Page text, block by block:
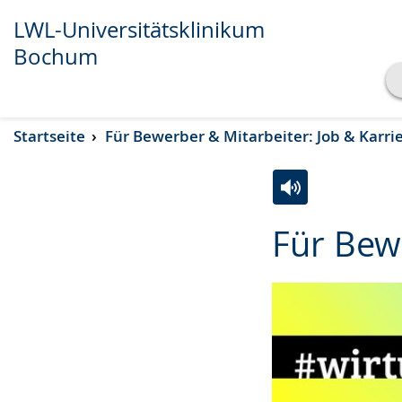
Transkript anzeigen
Abspielen
Pausieren
LWL-Universitätsklinikum
Bochum
Startseite Für Bewerber & Mitarbeiter: Job &
Für
Leichten
Audio-
Video
wird
angezeigt.